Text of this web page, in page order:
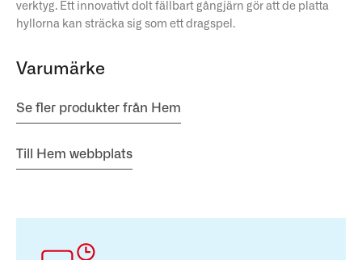
verktyg. Ett innovativt dolt fällbart gångjärn gör att de platta
hyllorna kan sträcka sig som ett dragspel.
Varumärke
Se fler produkter från Hem
Till Hem webbplats